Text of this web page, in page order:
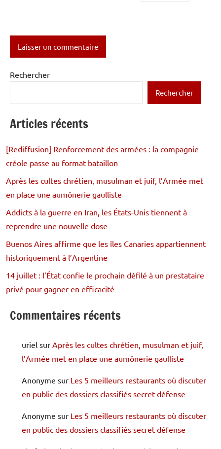
Rechercher
Rechercher
Articles récents
[Rediffusion] Renforcement des armées : la compagnie
créole passe au format bataillon
Après les cultes chrétien, musulman et juif, l’Armée met
en place une aumônerie gaulliste
Addicts à la guerre en Iran, les États-Unis tiennent à
reprendre une nouvelle dose
Buenos Aires affirme que les îles Canaries appartiennent
historiquement à l’Argentine
14 juillet : l’État confie le prochain défilé à un prestataire
privé pour gagner en efficacité
Commentaires récents
uriel sur Après les cultes chrétien, musulman et juif,
l’Armée met en place une aumônerie gaulliste
Anonyme sur Les 5 meilleurs restaurants où discuter
en public des dossiers classifiés secret défense
Anonyme sur Les 5 meilleurs restaurants où discuter
en public des dossiers classifiés secret défense